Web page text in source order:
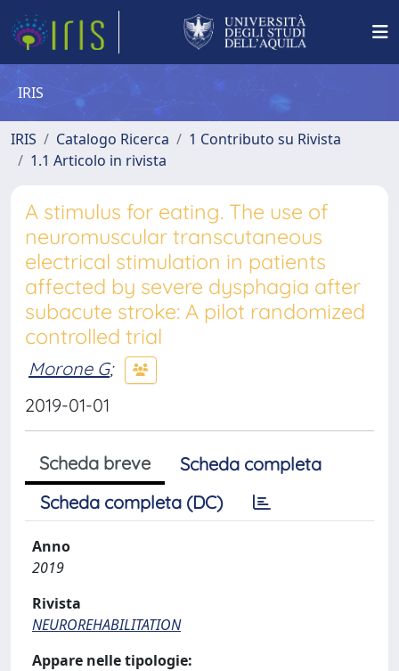
IRIS
IRIS Catalogo Ricerca
1 Contributo su Rivista
1.1 Articolo in rivista
A stimulus for eating. The use of
neuromuscular transcutaneous
electrical stimulation in patients
affected by severe dysphagia after
subacute stroke: A pilot randomized
controlled trial
Morone G;
2019-01-01
Scheda breve
Scheda completa
Scheda completa (DC)
Anno
2019
Rivista
NEUROREHABILITATION
Appare nelle tipologie: